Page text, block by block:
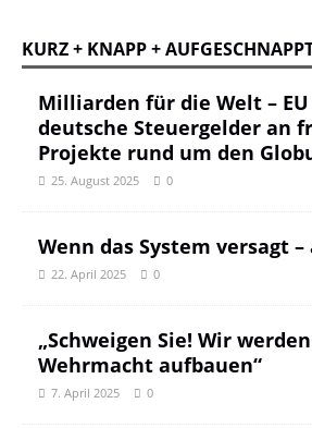
KURZ + KNAPP +
Milliarden für die Welt –
deutsche Steuergelder an
Projekte rund um den
25. August 2025 0
Wenn das System versagt
22. April 2025 0
„Schweigen Sie! Wir
Wehrmacht aufbauen“
7. April 2025 0